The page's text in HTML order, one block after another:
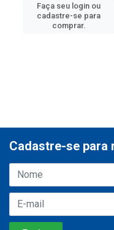
Faça seu login ou
cadastre-se para
comprar.
Cadastre-se para